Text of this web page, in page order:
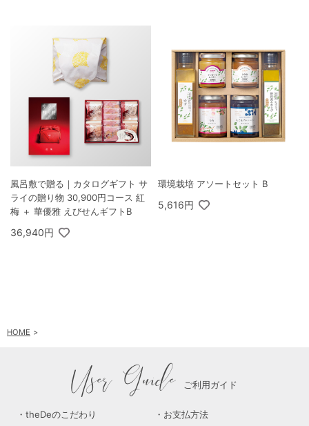
風呂敷で贈る｜カタログギフト サ
ライの贈り物 30,900円コース 紅
梅 ＋ 華優雅 えびせんギフトB
36,940円
環境栽培 アソートセット B
5,616円
HOME
User Guide ご利用ガイド
theDeのこだわり
お支払方法